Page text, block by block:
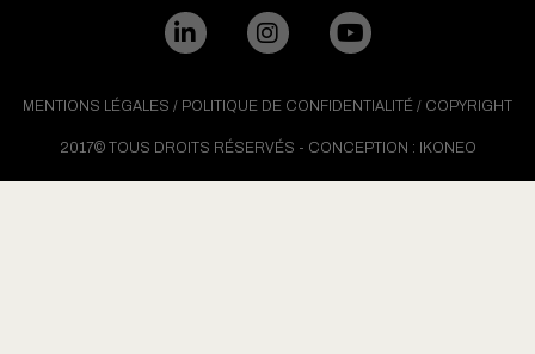
MENTIONS LÉGALES / POLITIQUE DE CONFIDENTIALITÉ / COPYRIGHT
2017© TOUS DROITS RÉSERVÉS - CONCEPTION : IKONEO